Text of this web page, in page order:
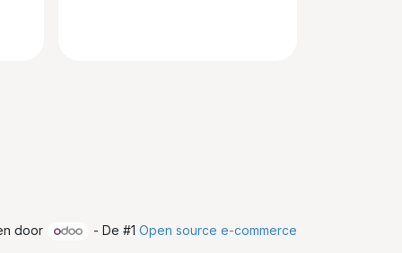
door - De #1 Open source e-commerce